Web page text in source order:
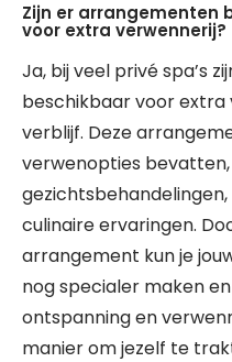
Zijn er arrangementen
voor extra verwennerij?
Ja, bij veel privé spa’s
beschikbaar voor extra
verblijf. Deze
verwenopties bevatten,
culinaire ervaringen.
arrangement kun je
nog specialer maken
ontspanning en
manier om jezelf te